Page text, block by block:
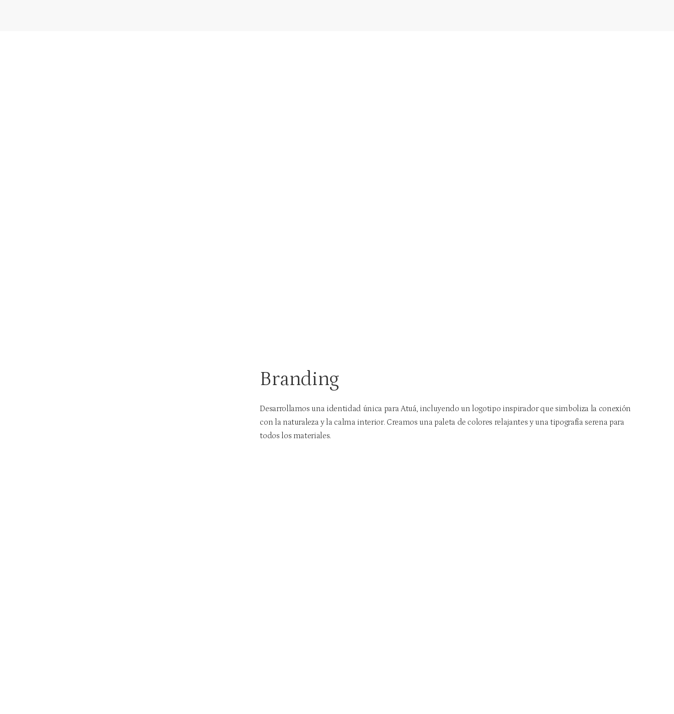
Branding
Desarrollamos una identidad única para Atuá, incluyendo un logotipo inspirador que simboliza la conexión
con la naturaleza y la calma interior. Creamos una paleta de colores relajantes y una tipografía serena para
todos los materiales.